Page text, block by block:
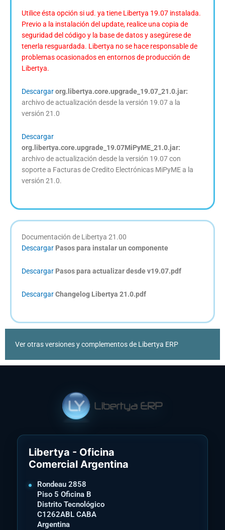
Utilice ésta opción si ud. ya tiene Libertya 19.07 instalada.
Previo a la instalación del update, realice una copia de
seguridad del código y la base de datos y asegúrese de
tenerla resguardada. Libertya no se hace responsable de
problemas ocasionados en entornos de producción de
Libertya.
Descargarorg.libertya.core.upgrade_19.07_21.0.jar:
archivo de actualización desde la versión 19.07 a la
versión 21.0
Descargar
org.libertya.core.upgrade_19.07MiPyME_21.0.jar:
archivo de actualización desde la versión 19.07 con
soporte a Facturas de Credito Electrónicas MiPyME a la
versión 21.0.
Documentación de Libertya 21.00
Descargar Pasos para instalar un componente
Descargar Pasos para actualizar desde v19.07.pdf
DescargarChangelog Libertya 21.0.pdf
Ver otras versiones y complementos de Libertya ERP
Libertya - Oficina
Comercial Argentina
Rondeau 2858
Piso 5 Oficina B
Distrito Tecnológico
C1262ABL CABA
Argentina